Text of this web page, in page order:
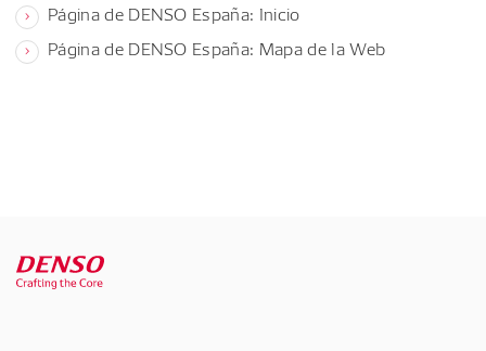
Página de DENSO España: Inicio
Página de DENSO España: Mapa de la Web